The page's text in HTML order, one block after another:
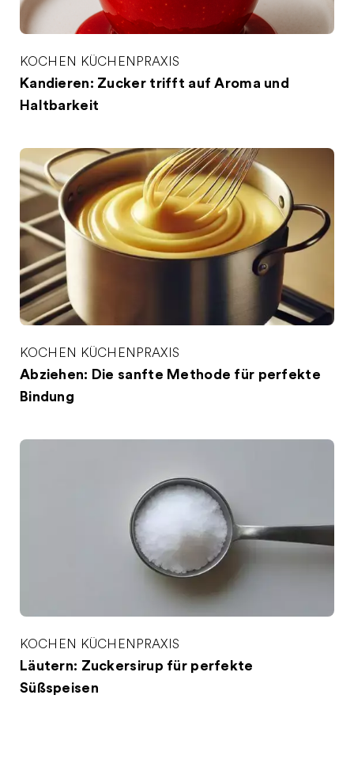
KOCHEN KÜCHENPRAXIS
Kandieren: Zucker trifft auf Aroma und
Haltbarkeit
KOCHEN KÜCHENPRAXIS
Abziehen: Die sanfte Methode für perfekte
Bindung
KOCHEN KÜCHENPRAXIS
Läutern: Zuckersirup für perfekte
Süßspeisen